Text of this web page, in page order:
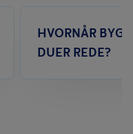
HVORNÅR
DUER REDE?